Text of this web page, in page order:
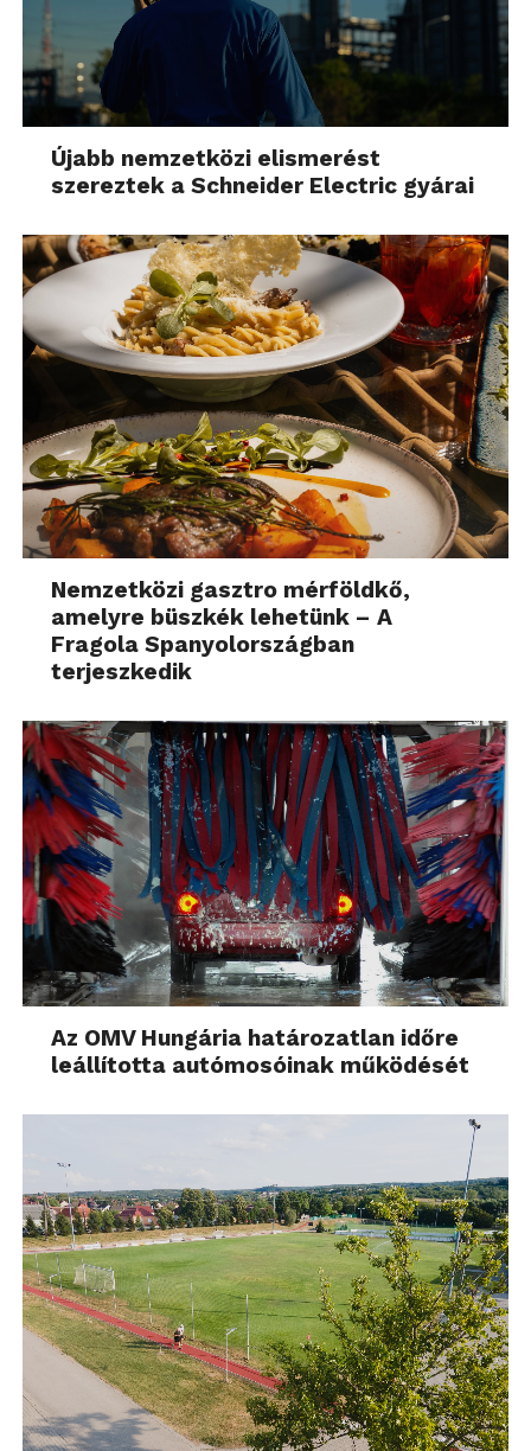
Újabb nemzetközi elismerést
szereztek a Schneider Electric gyárai
Nemzetközi gasztro mérföldkő,
amelyre büszkék lehetünk – A
Fragola Spanyolországban
terjeszkedik
Az OMV Hungária határozatlan időre
leállította autómosóinak működését